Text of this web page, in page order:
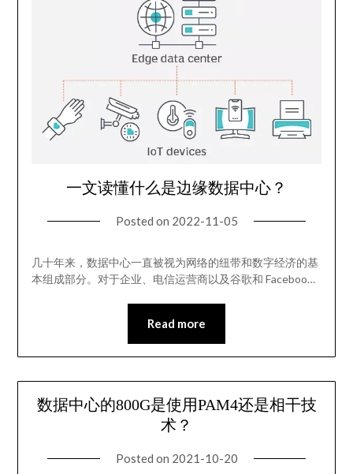
一文读懂什么是边缘数据中心？
Posted on 2022-11-05
几十年来，数据中心一直被视为网络的纽带和数字经济的基
本组成部分。对于企业、电信运营商以及谷歌和 Faceboo…
Read more
数据中心的800G是使用PAM4还是相干技
术？
Posted on 2021-10-20